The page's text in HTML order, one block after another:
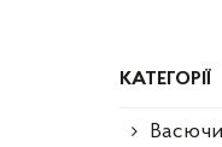
КАТЕГОРІЇ